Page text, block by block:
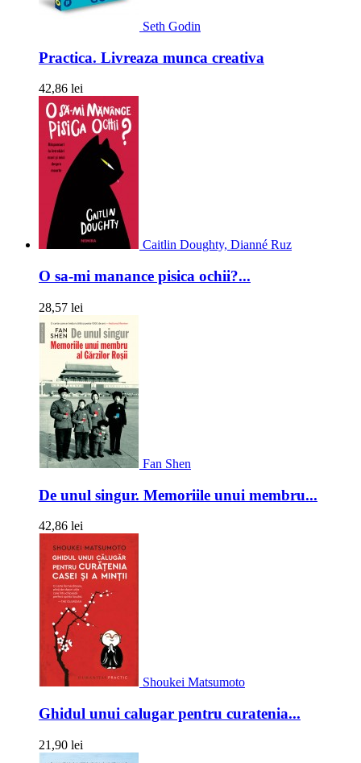
Seth Godin
Practica. Livreaza munca creativa
42,86 lei
Caitlin Doughty, Dianné Ruz
O sa-mi manance pisica ochii?...
28,57 lei
Fan Shen
De unul singur. Memoriile unui membru...
42,86 lei
Shoukei Matsumoto
Ghidul unui calugar pentru curatenia...
21,90 lei